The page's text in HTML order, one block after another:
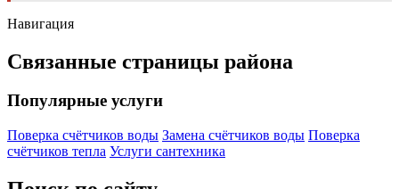
Навигация
Связанные страницы района
Популярные услуги
Поверка счётчиков воды Замена счётчиков воды Поверка
счётчиков тепла Услуги сантехника